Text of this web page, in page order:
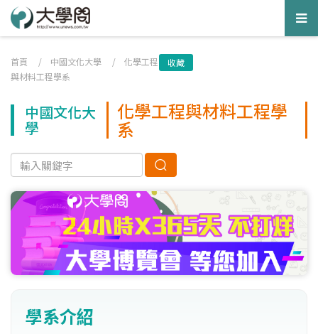
首頁 / 中國文化大學 / 化學工程
與材料工程學系
收藏
中國文化大
學
化學工程與材料工程學
系
學系介紹